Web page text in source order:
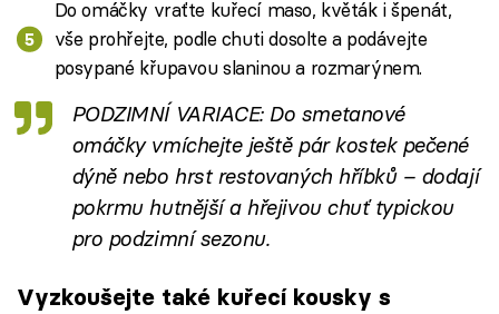
Do omáčky vraťte kuřecí maso, květák i špenát,
vše prohřejte, podle chuti dosolte a podávejte
posypané křupavou slaninou a rozmarýnem.
PODZIMNÍ VARIACE: Do smetanové
omáčky vmíchejte ještě pár kostek pečené
dýně nebo hrst restovaných hříbků – dodají
pokrmu hutnější a hřejivou chuť typickou
pro podzimní sezonu.
Vyzkoušejte také kuřecí kousky s